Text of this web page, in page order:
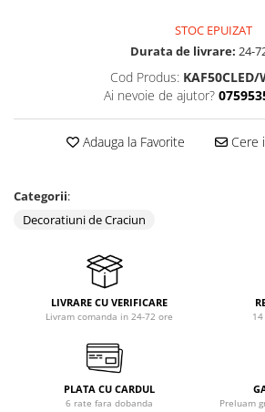
Motoare termice
Articole sanitare
Coloane dus
Baterii de bucatarie
Baterii de baie
Echipamente de lucru
Betoniere si vibratoare beton
STOC EPUIZAT
Durata de livrare: 24-
Cod Produs: KAF50CLED/
Ai nevoie de ajutor?
Adauga la Favorite Cere
Categorii:
Decoratiuni de Craciun
LIVRARE CU VERIFICARE
Livram comanda in 24-72 ore
PLATA CU CARDUL
6 rate fara dobanda Preluam